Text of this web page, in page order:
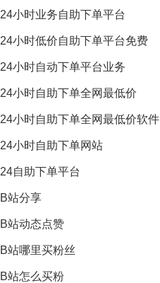
24小时业务自助下单平台
24小时低价自助下单平台免费
24小时自动下单平台业务
24小时自助下单全网最低价
24小时自助下单全网最低价软件
24小时自助下单网站
24自助下单平台
B站分享
B站动态点赞
B站哪里买粉丝
B站怎么买粉